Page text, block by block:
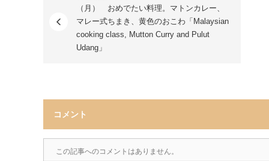
（月） おめでたい料理。マトンカレー、
マレー式ちまき、黄色のおこわ「Malaysian
cooking class, Mutton Curry and Pulut
Udang」
コメント
この記事へのコメントはありません。